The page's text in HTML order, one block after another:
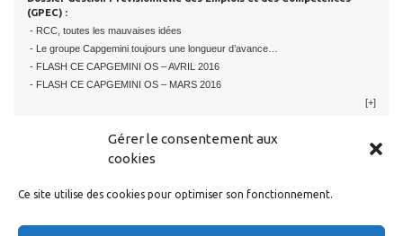
Gérer le consentement aux
cookies
Ce site utilise des cookies pour optimiser son fonctionnement.
(GPEC) :
- RCC, toutes les mauvaises idées
- Le groupe Capgemini toujours une longueur d’avance…
- FLASH CE CAPGEMINI OS – AVRIL 2016
- FLASH CE CAPGEMINI OS – MARS 2016
[+]
RESTER EN CONTACT